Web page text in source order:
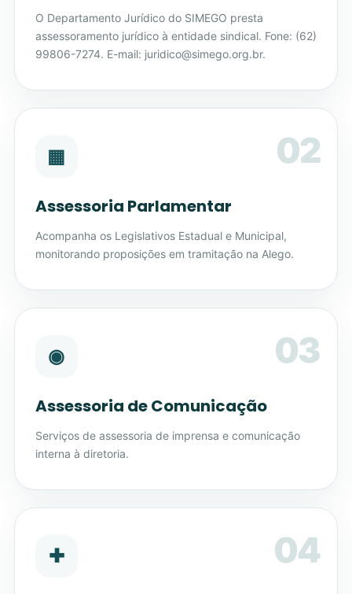
O Departamento Jurídico do SIMEGO presta
assessoramento jurídico à entidade sindical. Fone: (62)
99806-7274. E-mail: juridico@simego.org.br.
02
▦
Assessoria Parlamentar
Acompanha os Legislativos Estadual e Municipal,
monitorando proposições em tramitação na Alego.
03
◉
Assessoria de Comunicação
Serviços de assessoria de imprensa e comunicação
interna à diretoria.
04
✚